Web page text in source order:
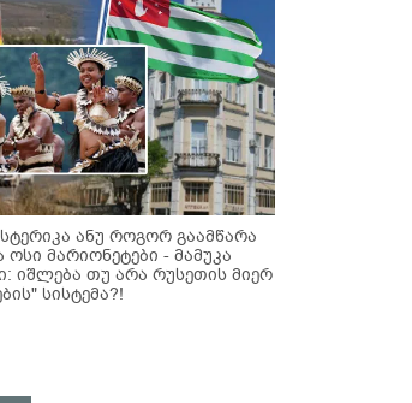
ანუ როგორ გაამწარა
მარიონეტები - მამუკა
იშლება თუ არა რუსეთის მიერ
სისტემა?!